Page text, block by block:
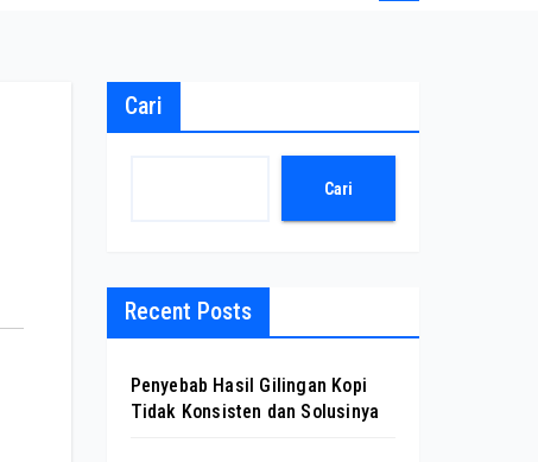
Cari
Cari
Recent Posts
Penyebab Hasil Gilingan Kopi
Tidak Konsisten dan Solusinya